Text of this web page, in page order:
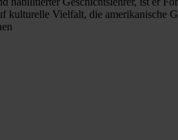
Vielfalt, die amerikanische